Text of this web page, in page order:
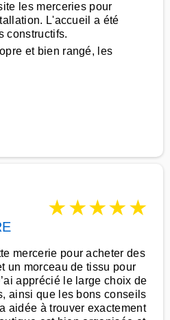
les merceries pour
L'accueil a été
constructifs.
et bien rangé, les
★★★★★
mercerie pour acheter des
un morceau de tissu pour
apprécié le large choix de
ainsi que les bons conseils
aidée à trouver exactement